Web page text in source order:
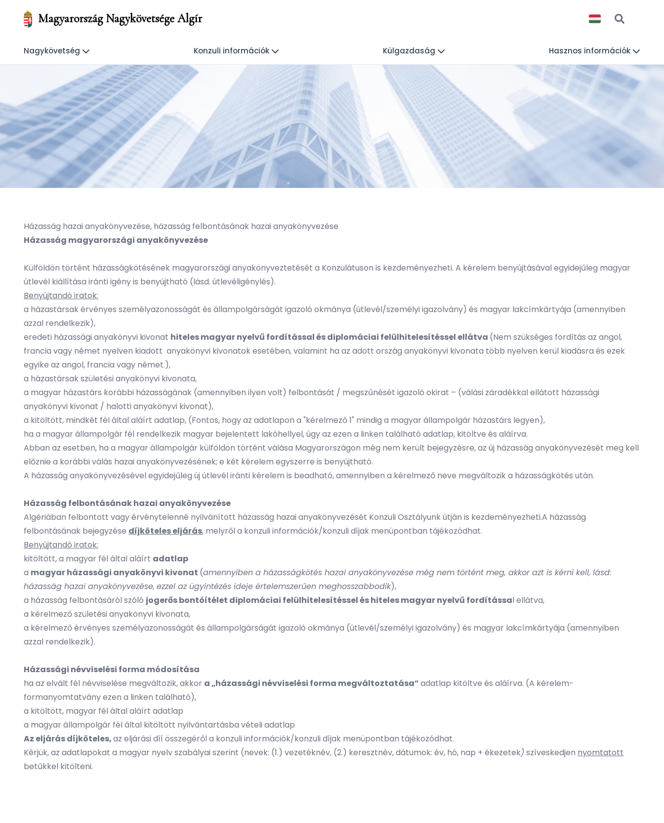
Magyarország Nagykövetsége Algír
Nagykövetség Konzuli információk Külgazdaság Hasznos információk
Házasság hazai anyakönyvezése, házasság felbontásának hazai anyakönyvezése
Házasság magyarországi anyakönyvezése
Külföldön történt házasságkötésének magyarországi anyakönyveztetését a Konzulátuson is kezdeményezheti. A kérelem benyújtásával egyidejűleg magyar
útlevél kiállítása iránti igény is benyújtható (lásd. útlevéligénylés).
Benyújtandó iratok:
a házastársak érvényes személyazonosságát és állampolgárságát igazoló okmánya (útlevél/személyi igazolvány) és magyar lakcímkártyája (amennyiben
azzal rendelkezik),
eredeti házassági anyakönyvi kivonat hiteles magyar nyelvű fordítással és diplomáciai felülhitelesítéssel ellátva (Nem szükséges fordítás az angol,
francia vagy német nyelven kiadott anyakönyvi kivonatok esetében, valamint ha az adott ország anyakönyvi kivonata több nyelven kerül kiadásra és ezek
egyike az angol, francia vagy német.),
a házastársak születési anyakönyvi kivonata,
a magyar házastárs korábbi házasságának (amennyiben ilyen volt) felbontását / megszűnését igazoló okirat – (válási záradékkal ellátott házassági
anyakönyvi kivonat / halotti anyakönyvi kivonat),
a kitöltött, mindkét fél által aláírt adatlap, (Fontos, hogy az adatlapon a "kérelmező 1" mindig a magyar állampolgár házastárs legyen),
ha a magyar állampolgár fél rendelkezik magyar bejelentett lakóhellyel, úgy az ezen a linken található adatlap, kitöltve és aláírva.
Abban az esetben, ha a magyar állampolgár külföldön történt válása Magyarországon még nem került bejegyzésre, az új házasság anyakönyvezését meg kell
előznie a korábbi válás hazai anyakönyvezésének; e két kérelem egyszerre is benyújtható.
A házasság anyakönyvezésével egyidejűleg új útlevél iránti kérelem is beadható, amennyiben a kérelmező neve megváltozik a házasságkötés után.
Házasság felbontásának hazai anyakönyvezése
Algériában felbontott vagy érvénytelenné nyilvánított házasság hazai anyakönyvezését Konzuli Osztályunk útján is kezdeményezheti.A házasság
felbontásának bejegyzése díjköteles eljárás, melyről a konzuli információk/konzuli díjak menüpontban tájékozódhat.
Benyújtandó iratok:
kitöltött, a magyar fél által aláírt adatlap
a magyar házassági anyakönyvi kivonat (amennyiben a házasságkötés hazai anyakönyvezése még nem történt meg, akkor azt is kérni kell, lásd:
házasság hazai anyakönyvezése, ezzel az ügyintézés ideje értelemszerűen meghosszabbodik),
a házasság felbontásáról szóló jogerős bontóítélet diplomáciai felülhitelesítéssel és hiteles magyar nyelvű fordítással ellátva,
a kérelmező születési anyakönyvi kivonata,
a kérelmező érvényes személyazonosságát és állampolgárságát igazoló okmánya (útlevél/személyi igazolvány) és magyar lakcímkártyája (amennyiben
azzal rendelkezik).
Házassági névviselési forma módosítása
ha az elvált fél névviselése megváltozik, akkor a „házassági névviselési forma megváltoztatása”adatlap kitöltve és aláírva. (A kérelem-
formanyomtatvány ezen a linken található),
a kitöltött, magyar fél által aláírt adatlap
a magyar állampolgár fél által kitöltött nyilvántartásba vételi adatlap
Az eljárás díjköteles,az eljárási díí összegéről a konzuli információk/konzuli díjak menüpontban tájékozódhat.
Kérjük, az adatlapokat a magyar nyelv szabályai szerint (nevek: (1.) vezetéknév, (2.) keresztnév, dátumok: év, hó, nap + ékezetek) szíveskedjen nyomtatott
betűkkel kitölteni.